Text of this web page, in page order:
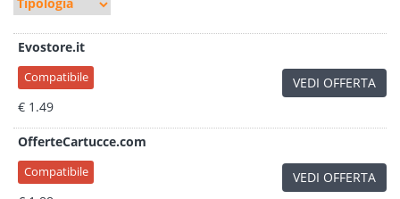
Evostore.it
Compatibile
€ 1.49
VEDI OFFERTA
OfferteCartucce.com
Compatibile VEDI OFFERTA